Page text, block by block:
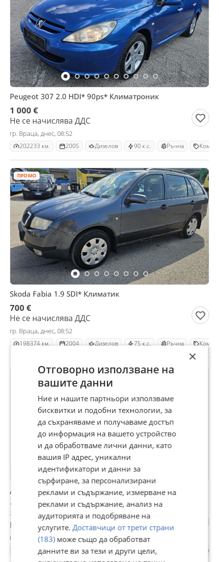
Peugeot 307 2.0 HDI* 90ps* Климатроник
1 000 €
Не се начислява ДДС
гр. Враца, днес, 08:52
202233 км. 2005 Дизелов 90 к.с. Ръчна Комби
ПРОМО
Skoda Fabia 1.9 SDI* Климатик
700 €
Не се начислява ДДС
гр. Враца, днес, 08:52
198374 км. 2004 Дизелов 75 к.с. Ръчна Комби
Audi A4
1 500 €
700 €
Не се начислява ДДС
гр. Враца, днес, 08:48
222622 км. 2005 Дизелов 180 к.с.
×
Отговорно използване на
вашите данни
Ние и нашите партньори използваме
бисквитки и подобни технологии, за
да съхраняваме и получаваме достъп
до информация на вашето устройство
и да обработваме лични данни, като
вашия IP адрес, уникални
идентификатори и данни за
сърфиране, за персонализирани
реклами и съдържание, измерване на
реклами и съдържание, анализ на
аудиторията и подобряване на
услугите.Доставчици от трети страни
(183)може също да обработват
данните ви за тези и други цели,